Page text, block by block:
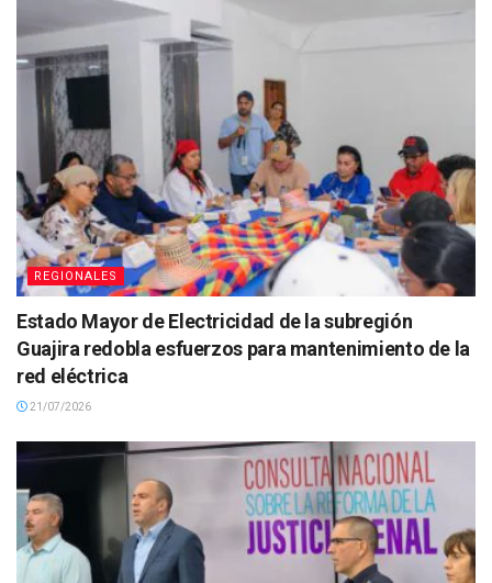
REGIONALES
Estado Mayor de Electricidad de la subregión
Guajira redobla esfuerzos para mantenimiento de la
red eléctrica
21/07/2026